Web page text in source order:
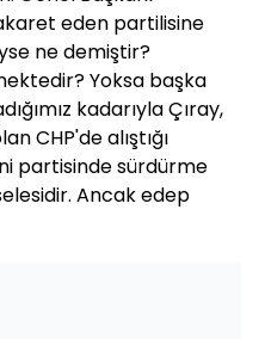
eden partilisine
ne demiştir?
Yoksa başka
kadarıyla Çıray,
CHP'de alıştığı
partisinde sürdürme
Ancak edep